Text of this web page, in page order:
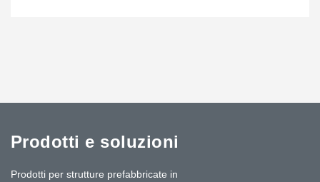
Prodotti e soluzioni
Prodotti per strutture prefabbricate in